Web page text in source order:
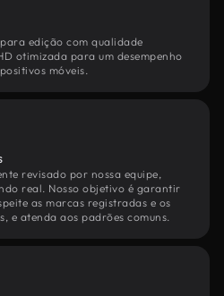
edição com qualidade
otimizada para um desempenho
móveis.
revisado por nossa equipe,
real. Nosso objetivo é garantir
as marcas registradas e os
e atenda aos padrões comuns.